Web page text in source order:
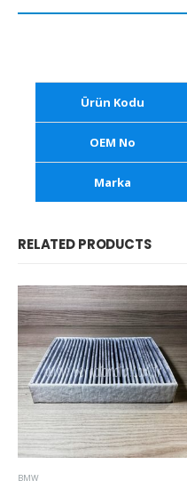
Ürün Kodu
OEM No
Marka
RELATED PRODUCTS
BMW